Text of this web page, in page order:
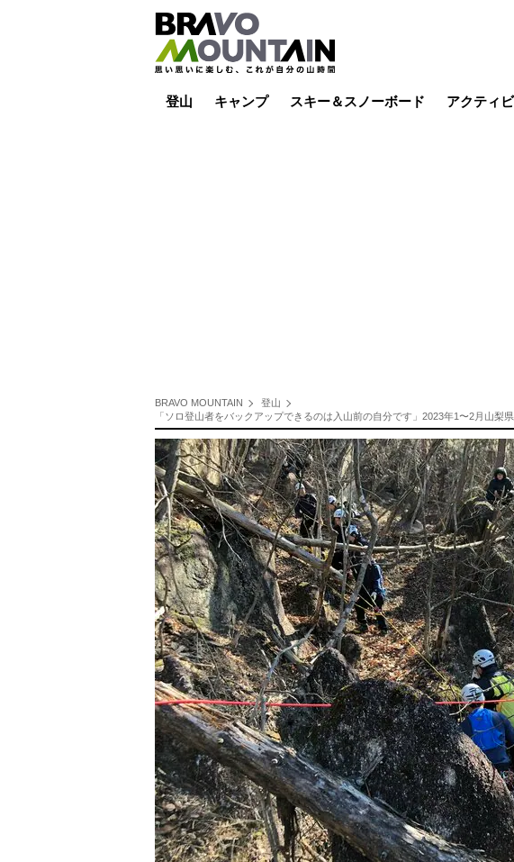
登山 キャンプ スキー＆スノーボード アクティ
BRAVO MOUNTAIN
登山
「ソロ登山者をバックアップできるのは入山前の自分です」2023年1〜2月山梨